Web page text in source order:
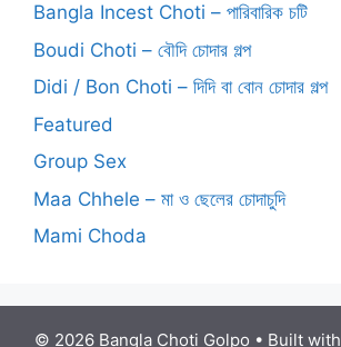
Bangla Incest Choti – পারিবারিক চটি
Boudi Choti – বৌদি চোদার গল্প
Didi / Bon Choti – দিদি বা বোন চোদার গল্প
Featured
Group Sex
Maa Chhele – মা ও ছেলের চোদাচুদি
Mami Choda
© 2026 Bangla Choti Golpo • Built with